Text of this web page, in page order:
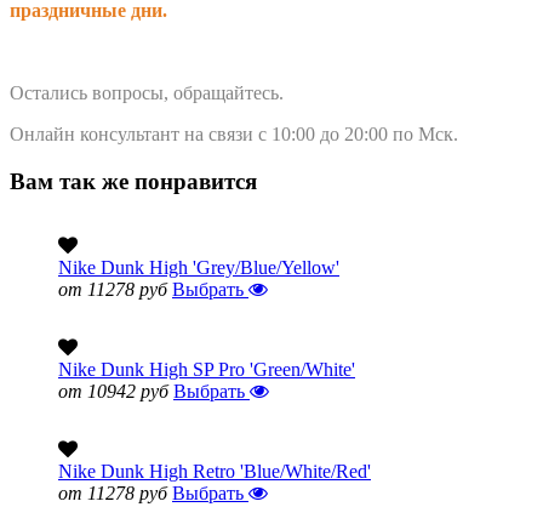
праздничные дни.
Остались вопросы, обращайтесь.
Онлайн консультант на связи с 10:00 до 20:00 по Мск.
Вам так же понравится
Nike Dunk High 'Grey/Blue/Yellow'
от 11278 руб Выбрать
Nike Dunk High SP Pro 'Green/White'
от 10942 руб Выбрать
Nike Dunk High Retro 'Blue/White/Red'
от 11278 руб Выбрать